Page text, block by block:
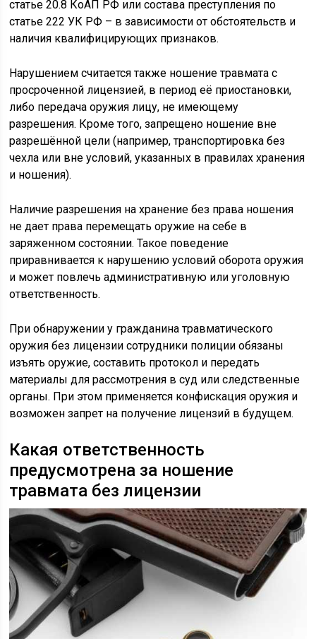
статье 20.8 КоАП РФ или состава преступления по
статье 222 УК РФ – в зависимости от обстоятельств и
наличия квалифицирующих признаков.
Нарушением считается также ношение травмата с
просроченной лицензией, в период её приостановки,
либо передача оружия лицу, не имеющему
разрешения. Кроме того, запрещено ношение вне
разрешённой цели (например, транспортировка без
чехла или вне условий, указанных в правилах хранения
и ношения).
Наличие разрешения на хранение без права ношения
не дает права перемещать оружие на себе в
заряженном состоянии. Такое поведение
приравнивается к нарушению условий оборота оружия
и может повлечь административную или уголовную
ответственность.
При обнаружении у гражданина травматического
оружия без лицензии сотрудники полиции обязаны
изъять оружие, составить протокол и передать
материалы для рассмотрения в суд или следственные
органы. При этом применяется конфискация оружия и
возможен запрет на получение лицензий в будущем.
Какая ответственность
предусмотрена за ношение
травмата без лицензии